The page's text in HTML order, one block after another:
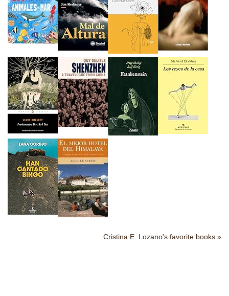
Cristina E. Lozano's favorite books »